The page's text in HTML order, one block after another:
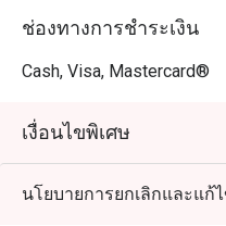
ช่องทางการชำระเงิน
Cash, Visa, Mastercard®
เงื่อนไขพิเศษ
นโยบายการยกเลิกและแก้